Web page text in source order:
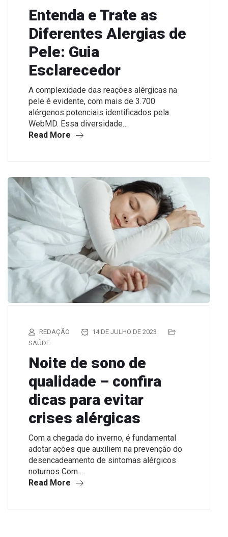
Entenda e Trate as
Diferentes Alergias de
Pele: Guia
Esclarecedor
A complexidade das reações alérgicas na
pele é evidente, com mais de 3.700
alérgenos potenciais identificados pela
WebMD. Essa diversidade…
Read More
REDAÇÃO
14 DE JULHO DE 2023
SAÚDE
Noite de sono de
qualidade – confira
dicas para evitar
crises alérgicas
Com a chegada do inverno, é fundamental
adotar ações que auxiliem na prevenção do
desencadeamento de sintomas alérgicos
noturnos Com…
Read More